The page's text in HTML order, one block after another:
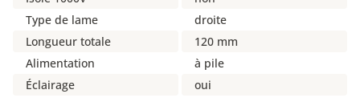
Type de lame
droite
Longueur totale
120 mm
Alimentation
à pile
Éclairage
oui